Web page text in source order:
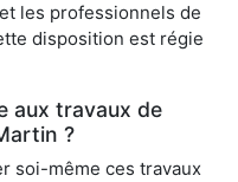
les professionnels de
disposition est régie
aux travaux de
?
soi-même ces travaux